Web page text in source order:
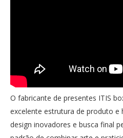
O fabricante de presentes ITIS
excelente estrutura de produto e
design inovadores e busca final